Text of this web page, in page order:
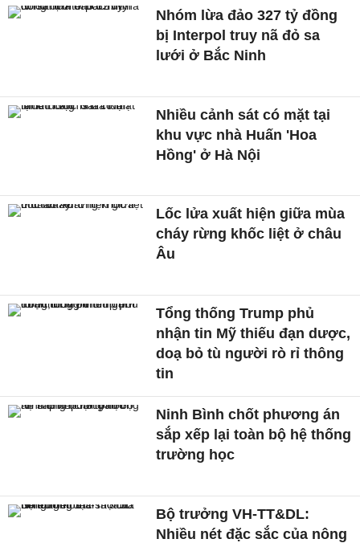
Nhóm lừa đảo 327 tỷ đồng
bị Interpol truy nã đỏ sa
lưới ở Bắc Ninh
Nhiều cảnh sát có mặt tại
khu vực nhà Huấn 'Hoa
Hồng' ở Hà Nội
Lốc lửa xuất hiện giữa mùa
cháy rừng khốc liệt ở châu
Âu
Tổng thống Trump phủ
nhận tin Mỹ thiếu đạn dược,
doạ bỏ tù người rò rỉ thông
tin
Ninh Bình chốt phương án
sắp xếp lại toàn bộ hệ thống
trường học
Bộ trưởng VH-TT&DL:
Nhiều nét đặc sắc của nông